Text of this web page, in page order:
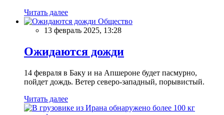
Читать далее
Общество
13 февраль 2025, 13:28
Ожидаются дожди
14 февраля в Баку и на Апшероне будет пасмурно,
пойдет дождь. Ветер северо-западный, порывистый.
Читать далее